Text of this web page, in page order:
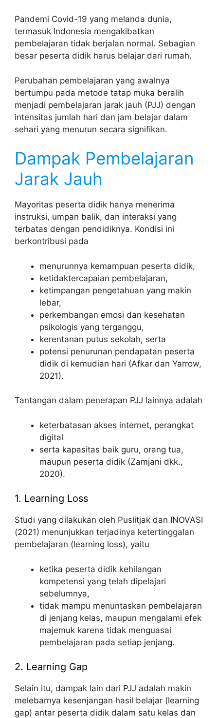
Pandemi Covid-19 yang melanda dunia,
termasuk Indonesia mengakibatkan
pembelajaran tidak berjalan normal. Sebagian
besar peserta didik harus belajar dari rumah.
Perubahan pembelajaran yang awalnya
bertumpu pada metode tatap muka beralih
menjadi pembelajaran jarak jauh (PJJ) dengan
intensitas jumlah hari dan jam belajar dalam
sehari yang menurun secara signifikan.
Dampak Pembelajaran
Jarak Jauh
Mayoritas peserta didik hanya menerima
instruksi, umpan balik, dan interaksi yang
terbatas dengan pendidiknya. Kondisi ini
berkontribusi pada
menurunnya kemampuan peserta didik,
ketidaktercapaian pembelajaran,
ketimpangan pengetahuan yang makin
lebar,
perkembangan emosi dan kesehatan
psikologis yang terganggu,
kerentanan putus sekolah, serta
potensi penurunan pendapatan peserta
didik di kemudian hari (Afkar dan Yarrow,
2021).
Tantangan dalam penerapan PJJ lainnya adalah
keterbatasan akses internet, perangkat
digital
serta kapasitas baik guru, orang tua,
maupun peserta didik (Zamjani dkk.,
2020).
1. Learning Loss
Studi yang dilakukan oleh Puslitjak dan INOVASI
(2021) menunjukkan terjadinya ketertinggalan
pembelajaran (learning loss), yaitu
ketika peserta didik kehilangan
kompetensi yang telah dipelajari
sebelumnya,
tidak mampu menuntaskan pembelajaran
di jenjang kelas, maupun mengalami efek
majemuk karena tidak menguasai
pembelajaran pada setiap jenjang.
2. Learning Gap
Selain itu, dampak lain dari PJJ adalah makin
melebarnya kesenjangan hasil belajar (learning
gap) antar peserta didik dalam satu kelas dan